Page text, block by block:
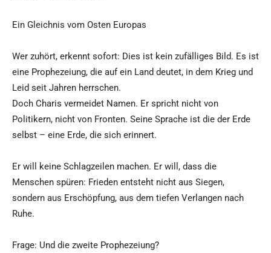
Ein Gleichnis vom Osten Europas
Wer zuhört, erkennt sofort: Dies ist kein zufälliges Bild. Es ist
eine Prophezeiung, die auf ein Land deutet, in dem Krieg und
Leid seit Jahren herrschen.
Doch Charis vermeidet Namen. Er spricht nicht von
Politikern, nicht von Fronten. Seine Sprache ist die der Erde
selbst – eine Erde, die sich erinnert.
Er will keine Schlagzeilen machen. Er will, dass die
Menschen spüren: Frieden entsteht nicht aus Siegen,
sondern aus Erschöpfung, aus dem tiefen Verlangen nach
Ruhe.
Frage: Und die zweite Prophezeiung?